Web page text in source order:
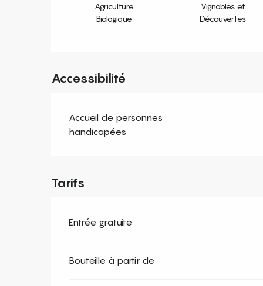
Agriculture
Biologique
Vignobles et
Découvertes
Accessibilité
Accueil de personnes
handicapées
Tarifs
Entrée gratuite
Bouteille à partir de